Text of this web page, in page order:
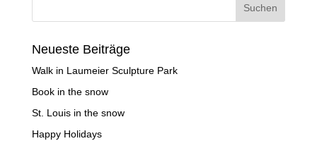
Neueste Beiträge
Walk in Laumeier Sculpture Park
Book in the snow
St. Louis in the snow
Happy Holidays